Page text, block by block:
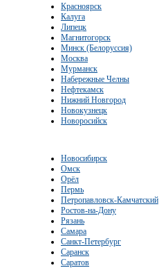
Красноярск
Калуга
Липецк
Магнитогорск
Минск (Белоруссия)
Москва
Мурманск
Набережные Челны
Нефтекамск
Нижний Новгород
Новокузнецк
Новоросийск
Новосибирск
Омск
Орёл
Пермь
Петропавловск-Камчатский
Ростов-на-Дону
Рязань
Самара
Санкт-Петербург
Саранск
Саратов